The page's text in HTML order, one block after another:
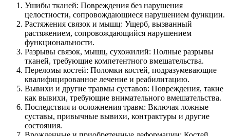
Ушибы тканей: Повреждения без нарушения
целостности, сопровождающиеся нарушением функции.
Растяжения связок и мышц: Ущерб, вызванный
растяжением, сопровождающийся нарушением
функциональности.
Разрывы связок, мышц, сухожилий: Полные разрывы
тканей, требующие компетентного вмешательства.
Переломы костей: Поломки костей, подразумевающие
квалифицированное лечение и реабилитацию.
Вывихи и другие травмы суставов: Повреждения, такие
как вывихи, требующие внимательного вмешательства.
Последствия и осложнения травм: Включая ложные
суставы, привычные вывихи, контрактуры и другие
состояния.